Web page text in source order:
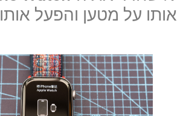
אותו על מטען והפעל אותו